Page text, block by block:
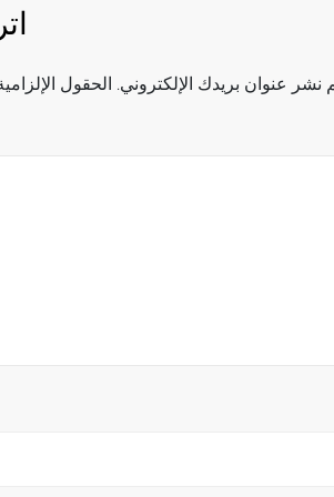
نشر عنوان بريدك الإلكتروني. الحقول